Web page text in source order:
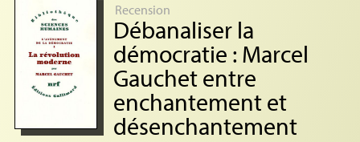
Recension
Débanaliser la
démocratie : Marcel
Gauchet entre
enchantement et
désenchantement